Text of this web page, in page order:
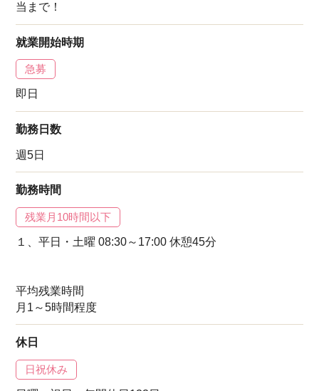
当まで！
就業開始時期
急募
即日
勤務日数
週5日
勤務時間
残業月10時間以下
１、平日・土曜 08:30～17:00 休憩45分
平均残業時間
月1～5時間程度
休日
日祝休み